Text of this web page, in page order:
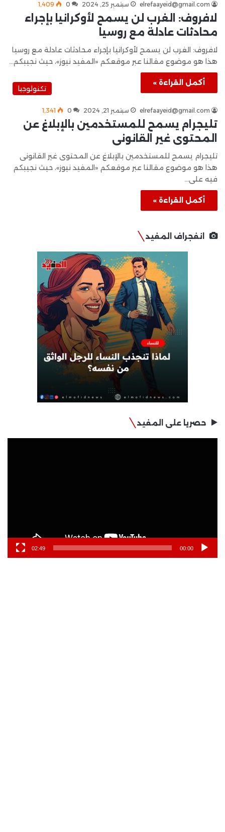
elrefaayeid@gmail.com سبتمبر 25, 2024 0 1٬409
لافروف: الغرب لن يسمح لأوكرانيا بإجراء
محادثات عادلة مع روسيا
لافروف: الغرب لن يسمح لأوكرانيا بإجراء محادثات عادلة مع روسيا
هذا هو موضوع مقالنا عبر موقعكم «المفيد نيوز»، حيث نجيبكم…
أكمل القراءة »
تكنولوجيا
elrefaayeid@gmail.com سبتمبر 21, 2024 0 1٬341
تليجرام يسمح للمستخدمين بالإبلاغ عن
المحتوى غير القانونى
تليجرام يسمح للمستخدمين بالإبلاغ عن المحتوى غير القانونى
هذا هو موضوع مقالنا عبر موقعكم «المفيد نيوز»، حيث نجيبكم
فيه على…
أكمل القراءة »
انفجراف المفيد
حصريا على المفيد
00:00
02:49